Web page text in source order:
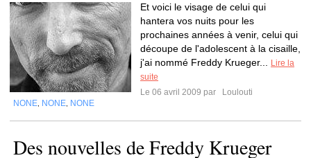
Et voici le visage de celui qui
hantera vos nuits pour les
prochaines années à venir, celui qui
découpe de l'adolescent à la cisaille,
j'ai nommé Freddy Krueger...
Lire la
suite
Le 06 avril 2009 par
Loulouti
NONE NONE NONE
Des nouvelles de Freddy Krueger